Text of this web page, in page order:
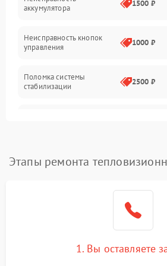
аккумулятора
1500 ₽
Неисправность кнопок
управления
1000 ₽
Поломка системы
стабилизации
2500 ₽
Wi-Fi
1500 ₽
2000 ₽
1500 ₽
Этапы ремонта
1. Вы оставляете